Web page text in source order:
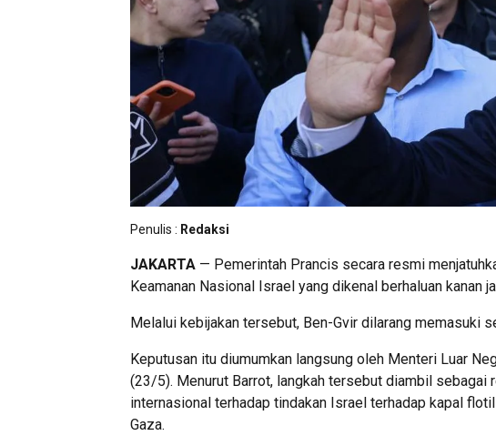
Penulis : Redaksi
JAKARTA — Pemerintah Prancis secara resmi
Keamanan Nasional Israel yang dikenal berhaluan kanan
Melalui kebijakan tersebut, Ben-Gvir dilarang memasuki
Keputusan itu diumumkan langsung oleh Menteri Luar
(23/5). Menurut Barrot, langkah tersebut diambil sebagai
internasional terhadap tindakan Israel terhadap kapal
Gaza.